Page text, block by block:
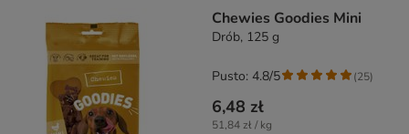
Chewies Goodies Mini
Drób, 125 g
6,48 zł
51,84 zł / kg
Pusto: 4.8/5 (25)